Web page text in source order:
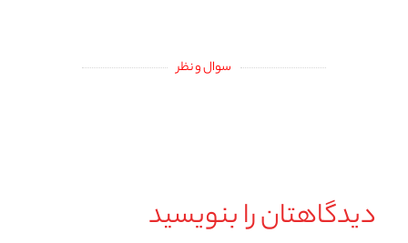
سوال و نظر
دیدگاهتان را بنویسید